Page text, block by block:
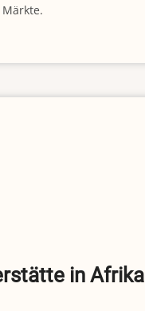
in Afrika